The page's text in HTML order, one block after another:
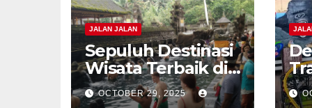
JALAN JALAN
Sepuluh Destinasi
Wisata Terbaik di
Bali untuk
Petualangan Epik
OCTOBER 29, 2025